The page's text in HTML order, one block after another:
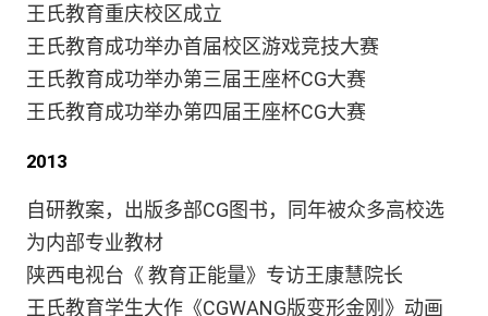
王氏教育重庆校区成立
王氏教育成功举办首届校区游戏竞技大赛
王氏教育成功举办第三届王座杯CG大赛
王氏教育成功举办第四届王座杯CG大赛
2013
自研教案，出版多部CG图书，同年被众多高校选
为内部专业教材
陕西电视台《 教育正能量》专访王康慧院长
王氏教育学生大作《CGWANG版变形金刚》动画